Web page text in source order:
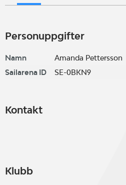
Personuppgifter
Namn
Amanda Pettersson
Sailarena ID
SE-0BKN9
Kontakt
Klubb